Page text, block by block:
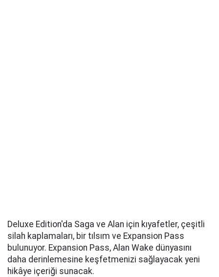
Deluxe Edition'da Saga ve Alan için kıyafetler, çeşitli
silah kaplamaları, bir tılsım ve Expansion Pass
bulunuyor. Expansion Pass, Alan Wake dünyasını
daha derinlemesine keşfetmenizi sağlayacak yeni
hikâye içeriği sunacak.